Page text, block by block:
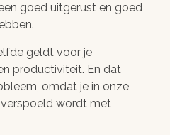
goed uitgerust en goed
geldt voor je
productiviteit. En dat
omdat je in onze
wordt met